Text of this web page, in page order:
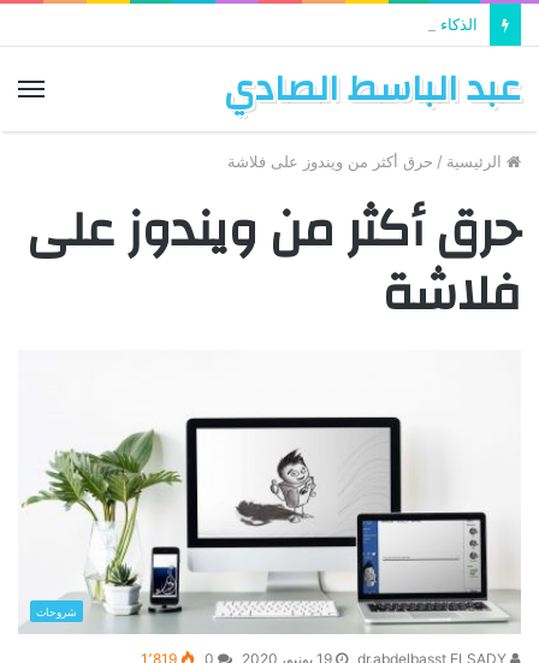
الذكاء الاصطناعي يستخدم في تطوير التعليم
عبد الباسط الصادي
الرئيسية / حرق أكثر من ويندوز على فلاشة
حرق أكثر من ويندوز على
فلاشة
شروحات
19 يونيو، 2020 0 1٬819